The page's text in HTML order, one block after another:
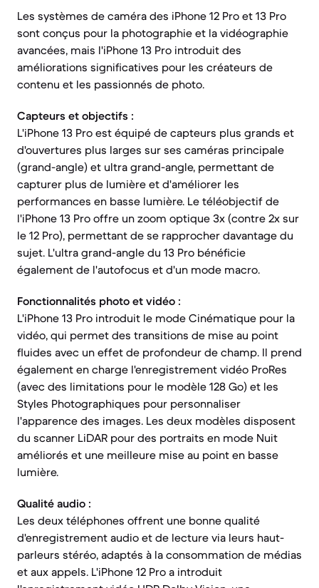
Les systèmes de caméra des iPhone 12 Pro et 13 Pro
sont conçus pour la photographie et la vidéographie
avancées, mais l'iPhone 13 Pro introduit des
améliorations significatives pour les créateurs de
contenu et les passionnés de photo.
Capteurs et objectifs :
L'iPhone 13 Pro est équipé de capteurs plus grands et
d'ouvertures plus larges sur ses caméras principale
(grand-angle) et ultra grand-angle, permettant de
capturer plus de lumière et d'améliorer les
performances en basse lumière. Le téléobjectif de
l'iPhone 13 Pro offre un zoom optique 3x (contre 2x sur
le 12 Pro), permettant de se rapprocher davantage du
sujet. L'ultra grand-angle du 13 Pro bénéficie
également de l'autofocus et d'un mode macro.
Fonctionnalités photo et vidéo :
L'iPhone 13 Pro introduit le mode Cinématique pour la
vidéo, qui permet des transitions de mise au point
fluides avec un effet de profondeur de champ. Il prend
également en charge l'enregistrement vidéo ProRes
(avec des limitations pour le modèle 128 Go) et les
Styles Photographiques pour personnaliser
l'apparence des images. Les deux modèles disposent
du scanner LiDAR pour des portraits en mode Nuit
améliorés et une meilleure mise au point en basse
lumière.
Qualité audio :
Les deux téléphones offrent une bonne qualité
d'enregistrement audio et de lecture via leurs haut-
parleurs stéréo, adaptés à la consommation de médias
et aux appels. L'iPhone 12 Pro a introduit